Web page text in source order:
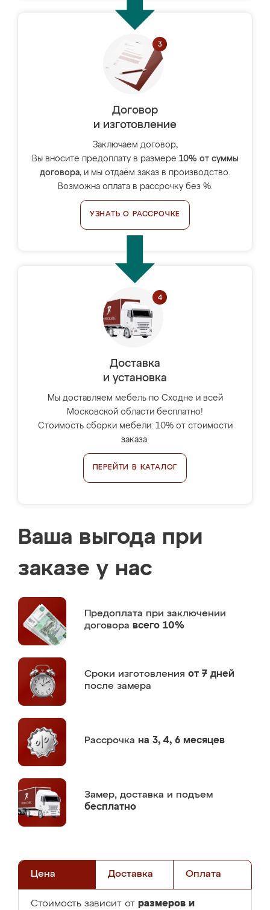
Договор
и изготовление
Заключаем договор,
Вы вносите предоплату в размере 10% от суммы
договора, и мы отдаём заказ в производство.
Возможна оплата в рассрочку без %.
УЗНАТЬ О РАССРОЧКЕ
Доставка
и установка
Мы доставляем мебель по Сходне и всей
Московской области бесплатно!
Стоимость сборки мебели: 10% от стоимости
заказа.
ПЕРЕЙТИ В КАТАЛОГ
Ваша выгода при
заказе у нас
Предоплата при заключении
договора всего 10%
Сроки изготовления от 7 дней
после замера
Рассрочка на 3, 4, 6 месяцев
Замер, доставка и подъем
бесплатно
Цена Доставка Оплата
Стоимость зависит от размеров и